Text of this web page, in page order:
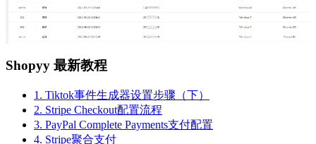
Shopyy 最新教程
1. Tiktok事件生成器设置步骤（下）
2. Stripe Checkout配置流程
3. PayPal Complete Payments支付配置
4. Stripe聚合支付